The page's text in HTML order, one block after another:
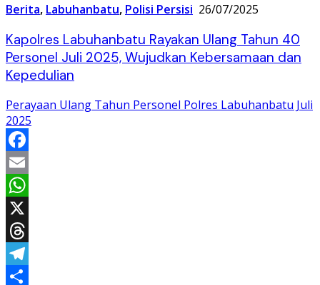
Berita, Labuhanbatu, Polisi Persisi 26/07/2025
Kapolres Labuhanbatu Rayakan Ulang Tahun 40
Personel Juli 2025, Wujudkan Kebersamaan dan
Kepedulian
Perayaan Ulang Tahun Personel Polres Labuhanbatu Juli
2025
Facebook
Email
WhatsApp
X
Threads
Telegram